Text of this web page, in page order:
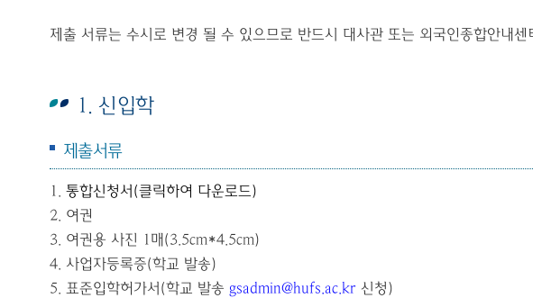
제출 서류는 수시로 변경 될 수 있으므로 반드시 대사관 또는 외국인종합안내
1. 신입학
제출서류
1. 통합신청서 (클릭하여 다운로드)
2. 여권
3. 여권용 사진 1매(3.5cm*4.5cm)
4. 사업자등록증(학교 발송)
5. 표준입학허가서 (학교 발송 gsadmin@hufs.ac.kr 신청)